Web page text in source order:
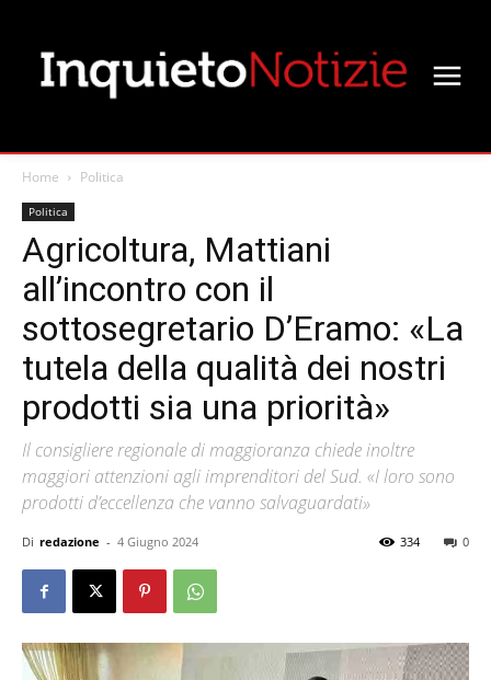
Home Politica
Politica
Agricoltura, Mattiani
all’incontro con il
sottosegretario D’Eramo: «La
tutela della qualità dei nostri
prodotti sia una priorità»
Il consigliere regionale di maggioranza chiede inoltre
maggiori attenzioni agli imprenditori del Sud. «I loro sono
prodotti d’eccellenza che vanno salvaguardati»
Di redazione - 4 Giugno 2024 0
334